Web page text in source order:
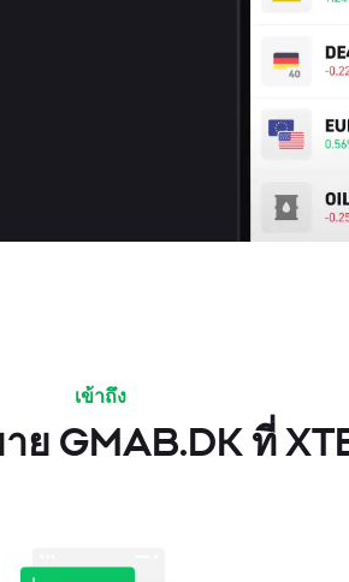
เข้าถึง
ย GMAB.DK ที่